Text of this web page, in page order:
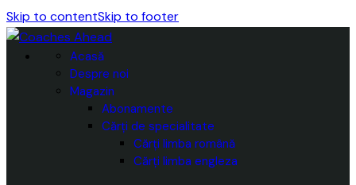
Skip to contentSkip to footer
Acasă
Despre noi
Magazin
Abonamente
Cărți de specialitate
Cărți limba română
Cărți limba engleza